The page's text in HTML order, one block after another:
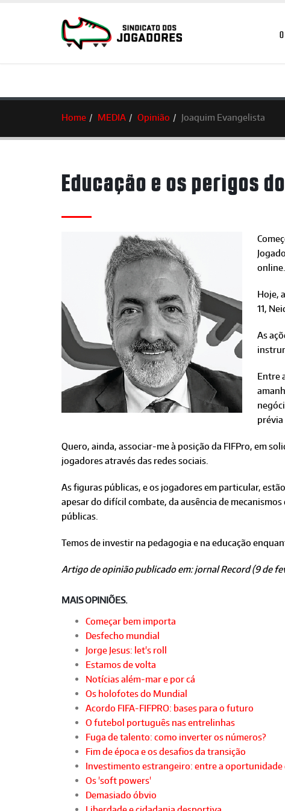
Home MEDIA Opinião Joaquim Evangelista
Educação e os perigos
online.
Hoje,
11,
As
Entre
prévia
Quero, ainda, associar-me à posição da FIFPro, em
jogadores através das redes sociais.
As figuras públicas, e os jogadores em particular,
apesar do difícil combate, da ausência de
públicas.
Temos de investir na pedagogia e na educação
Artigo de opinião publicado em: jornal Record (9 de
MAIS OPINIÕES.
Começar bem importa
Desfecho mundial
Jorge Jesus: let's roll
Estamos de volta
Notícias além-mar e por cá
Os holofotes do Mundial
Acordo FIFA-FIFPRO: bases para o futuro
O futebol português nas entrelinhas
Fuga de talento: como inverter os números?
Fim de época e os desafios da transição
Investimento estrangeiro: entre a oportunidade
Os 'soft powers'
Demasiado óbvio